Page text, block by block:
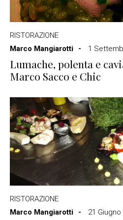
RISTORAZIONE
Marco Mangiarotti
1
Lumache, polenta e
Marco Sacco e Chic
RISTORAZIONE
Marco Mangiarotti
21 Giugno